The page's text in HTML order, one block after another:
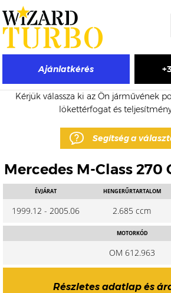
Ajánlatkérés
Mercedes M-Class
Kérjük válassza ki az Ön járművének
lökettérfogat és
Segítség a
Mercedes M-Class 270
ÉVJÁRAT
1999.12 - 2005.06
HENGERŰRTARTALOM
2.685 ccm
MOTORKÓD
OM 612.963
Részletes adatlap és